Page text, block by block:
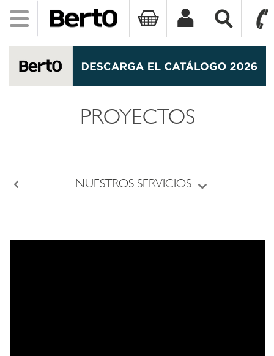
Toggle
navigation
PROYECTOS
NUESTROS SERVICIOS